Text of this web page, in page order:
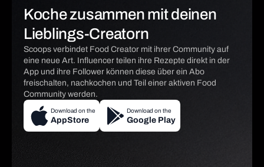
Koche zusammen mit deinen
Lieblings-Creatorn
Scoops verbindet Food Creator mit ihrer Community auf
eine neue Art. Influencer teilen ihre Rezepte direkt in der
App und ihre Follower können diese über ein Abo
freischalten, nachkochen und Teil einer aktiven Food
Community werden.
Download on the
AppStore
Download on the
Google Play